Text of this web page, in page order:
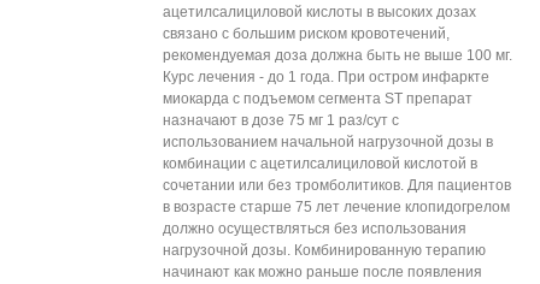
ацетилсалициловой кислоты в высоких дозах
связано с большим риском кровотечений,
рекомендуемая доза должна быть не выше 100 мг.
Курс лечения - до 1 года. При остром инфаркте
миокарда с подъемом сегмента ST препарат
назначают в дозе 75 мг 1 раз/сут с
использованием начальной нагрузочной дозы в
комбинации с ацетилсалициловой кислотой в
сочетании или без тромболитиков. Для пациентов
в возрасте старше 75 лет лечение клопидогрелом
должно осуществляться без использования
нагрузочной дозы. Комбинированную терапию
начинают как можно раньше после появления